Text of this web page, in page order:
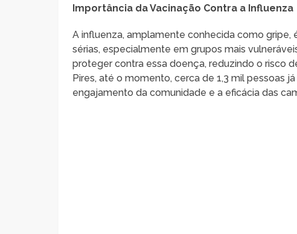
Importância da Vacinação Contra a Influenza
A influenza, amplamente conhecida como
sérias, especialmente em grupos mais
proteger contra essa doença, reduzindo o risco
Pires, até o momento, cerca de 1,3 mil pessoas
engajamento da comunidade e a eficácia das